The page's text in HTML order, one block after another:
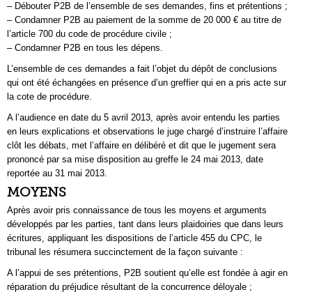
– Débouter P2B de l’ensemble de ses demandes, fins et prétentions ;
– Condamner P2B au paiement de la somme de 20 000 € au titre de
l’article 700 du code de procédure civile ;
– Condamner P2B en tous les dépens.
L’ensemble de ces demandes a fait l’objet du dépôt de conclusions
qui ont été échangées en présence d’un greffier qui en a pris acte sur
la cote de procédure.
A l’audience en date du 5 avril 2013, après avoir entendu les parties
en leurs explications et observations le juge chargé d’instruire l’affaire
clôt les débats, met l’affaire en délibéré et dit que le jugement sera
prononcé par sa mise disposition au greffe le 24 mai 2013, date
reportée au 31 mai 2013.
MOYENS
Après avoir pris connaissance de tous les moyens et arguments
développés par les parties, tant dans leurs plaidoiries que dans leurs
écritures, appliquant les dispositions de l’article 455 du CPC, le
tribunal les résumera succinctement de la façon suivante :
A l’appui de ses prétentions, P2B soutient qu’elle est fondée à agir en
réparation du préjudice résultant de la concurrence déloyale ;